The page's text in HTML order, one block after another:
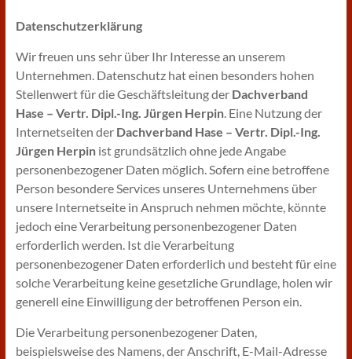
Datenschutzerklärung
Wir freuen uns sehr über Ihr Interesse an unserem
Unternehmen. Datenschutz hat einen besonders hohen
Stellenwert für die Geschäftsleitung der Dachverband
Hase – Vertr. Dipl.-Ing. Jürgen Herpin. Eine Nutzung der
Internetseiten der Dachverband Hase – Vertr. Dipl.-Ing.
Jürgen Herpinist grundsätzlich ohne jede Angabe
personenbezogener Daten möglich. Sofern eine betroffene
Person besondere Services unseres Unternehmens über
unsere Internetseite in Anspruch nehmen möchte, könnte
jedoch eine Verarbeitung personenbezogener Daten
erforderlich werden. Ist die Verarbeitung
personenbezogener Daten erforderlich und besteht für eine
solche Verarbeitung keine gesetzliche Grundlage, holen wir
generell eine Einwilligung der betroffenen Person ein.
Die Verarbeitung personenbezogener Daten,
beispielsweise des Namens, der Anschrift, E-Mail-Adresse